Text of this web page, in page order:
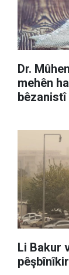
Dr.
mehên
bêzanistî
Li Bakur